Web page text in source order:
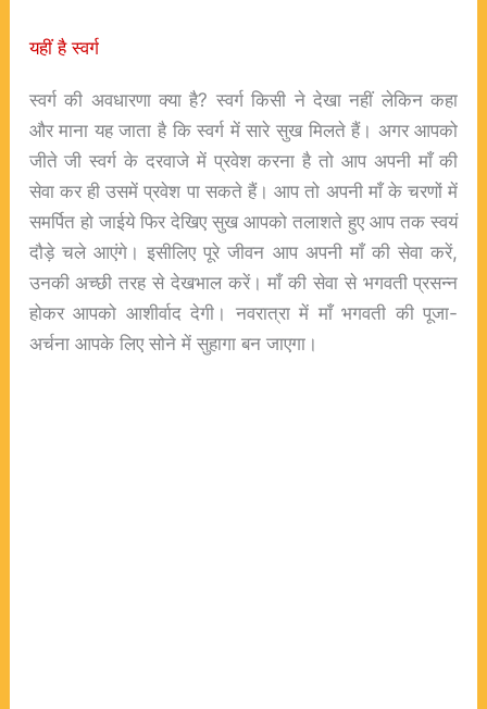
यहीं है स्वर्ग
स्वर्ग की अवधारणा क्या है? स्वर्ग किसी ने देखा नहीं लेकिन कहा
और माना यह जाता है कि स्वर्ग में सारे सुख मिलते हैं। अगर आपको
जीते जी स्वर्ग के दरवाजे में प्रवेश करना है तो आप अपनी माँ की
सेवा कर ही उसमें प्रवेश पा सकते हैं। आप तो अपनी माँ के चरणों में
समर्पित हो जाईये फिर देखिए सुख आपको तलाशते हुए आप तक स्वयं
दौड़े चले आएंगे। इसीलिए पूरे जीवन आप अपनी माँ की सेवा करें,
उनकी अच्छी तरह से देखभाल करें। माँ की सेवा से भगवती प्रसन्न
होकर आपको आशीर्वाद देगी। नवरात्रा में माँ भगवती की पूजा-
अर्चना आपके लिए सोने में सुहागा बन जाएगा।